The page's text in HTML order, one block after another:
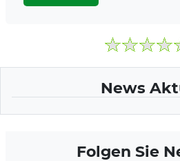
News
Folgen Sie